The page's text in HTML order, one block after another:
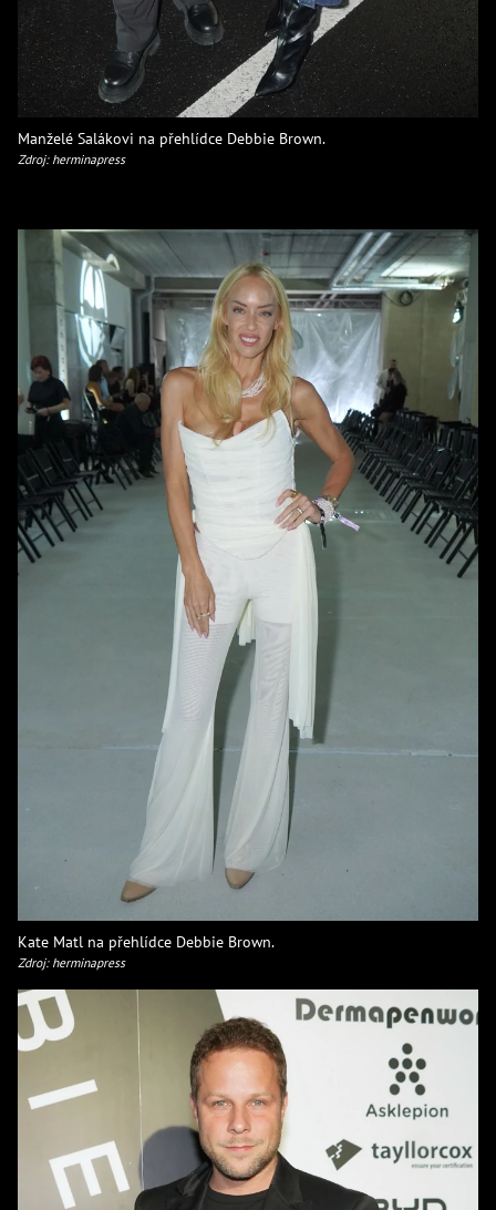
Manželé Salákovi na přehlídce Debbie Brown.
Zdroj: herminapress
Kate Matl na přehlídce Debbie Brown.
Zdroj: herminapress